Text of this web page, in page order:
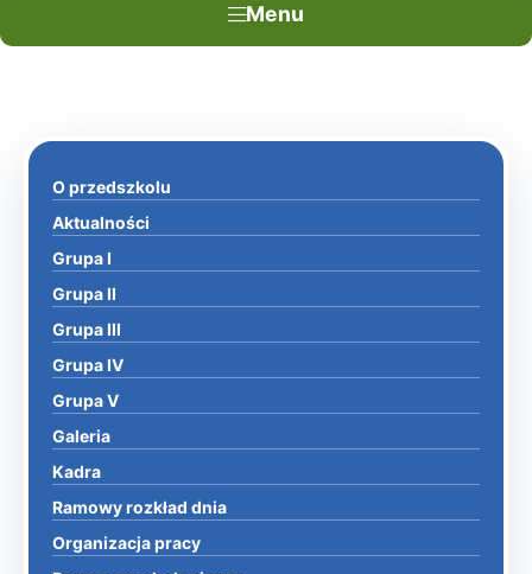
Menu
O przedszkolu
Aktualności
Grupa I
Grupa II
Grupa III
Grupa IV
Grupa V
Galeria
Kadra
Ramowy rozkład dnia
Organizacja pracy